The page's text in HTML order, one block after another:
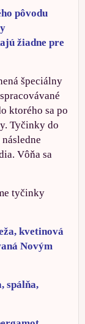
pôvodu
žiadne pre
špeciálny
ktorého sa po
Tyčinky do
Vôňa sa
tyčinky
kvetinová
Novým
spálňa,